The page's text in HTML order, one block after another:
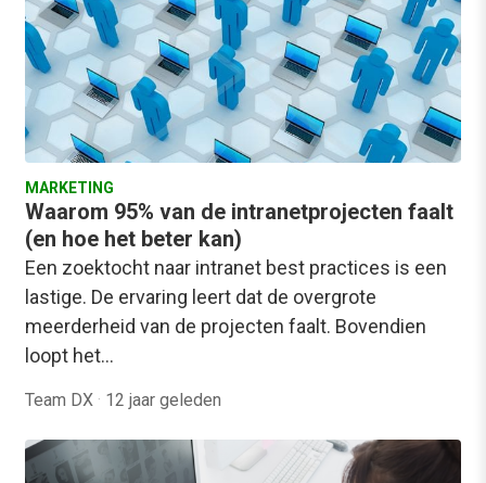
MARKETING
Waarom 95% van de intranetprojecten faalt
(en hoe het beter kan)
Een zoektocht naar intranet best practices is een
lastige. De ervaring leert dat de overgrote
meerderheid van de projecten faalt. Bovendien
loopt het…
Team DX · 12 jaar geleden